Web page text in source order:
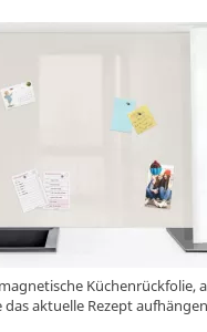
Küchenrückfolie,
das aktuelle Rezept